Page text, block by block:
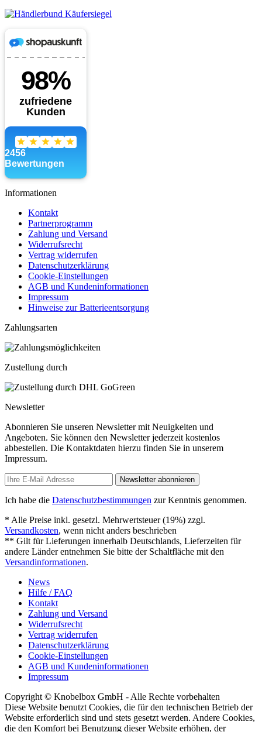
Informationen
Kontakt
Partnerprogramm
Zahlung und Versand
Widerrufsrecht
Vertrag widerrufen
Datenschutzerklärung
Cookie-Einstellungen
AGB und Kundeninformationen
Impressum
Hinweise zur Batterieentsorgung
Zahlungsarten
Zustellung durch
Newsletter
Abonnieren Sie unseren Newsletter mit Neuigkeiten und
Angeboten. Sie können den Newsletter jederzeit kostenlos
abbestellen. Die Kontaktdaten hierzu finden Sie in unserem
Impressum.
Newsletter abonnieren
Ich habe die Datenschutzbestimmungen zur Kenntnis genommen.
* Alle Preise inkl. gesetzl. Mehrwertsteuer (19%) zzgl.
Versandkosten, wenn nicht anders beschrieben
** Gilt für Lieferungen innerhalb Deutschlands, Lieferzeiten für
andere Länder entnehmen Sie bitte der Schaltfläche mit den
Versandinformationen.
News
Hilfe / FAQ
Kontakt
Zahlung und Versand
Widerrufsrecht
Vertrag widerrufen
Datenschutzerklärung
Cookie-Einstellungen
AGB und Kundeninformationen
Impressum
Copyright © Knobelbox GmbH - Alle Rechte vorbehalten
Diese Website benutzt Cookies, die für den technischen Betrieb der
Website erforderlich sind und stets gesetzt werden. Andere Cookies,
die den Komfort bei Benutzung dieser Website erhöhen, der